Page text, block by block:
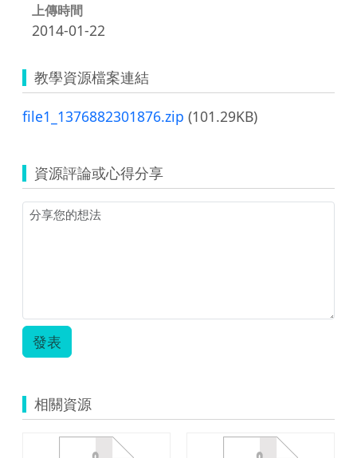
上傳時間
2014-01-22
教學資源檔案連結
file1_1376882301876.zip (101.29KB)
資源評論或心得分享
發表
相關資源